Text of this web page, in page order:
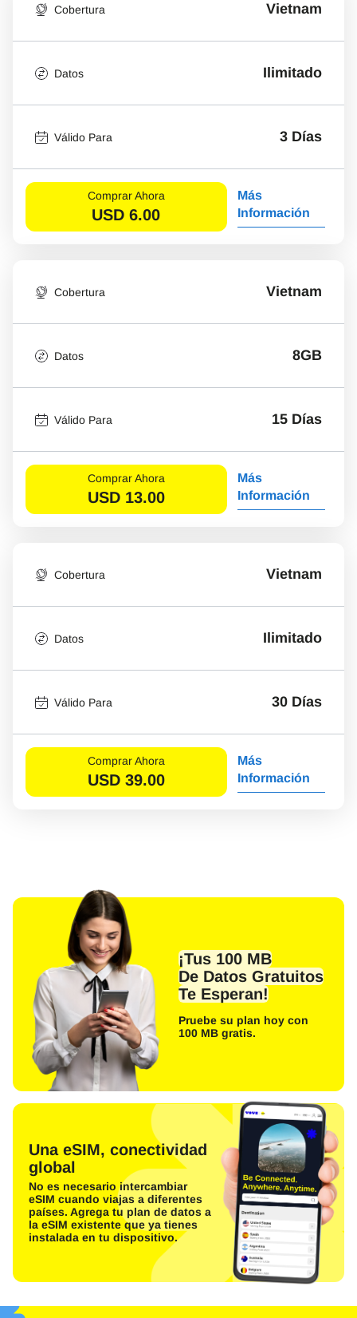
Cobertura Vietnam
Datos Ilimitado
Válido Para 3 Días
Comprar Ahora
USD 6.00
Más
Información
Cobertura Vietnam
Datos 8GB
Válido Para 15 Días
Comprar Ahora
USD 13.00
Más
Información
Cobertura Vietnam
Datos Ilimitado
Válido Para 30 Días
Comprar Ahora
USD 39.00
Más
Información
¡Tus 100 MB
De Datos Gratuitos
Te Esperan!
Pruebe su plan hoy con
100 MB gratis.
Una eSIM, conectividad
global
No es necesario intercambiar
eSIM cuando viajas a diferentes
países. Agrega tu plan de datos a
la eSIM existente que ya tienes
instalada en tu dispositivo.